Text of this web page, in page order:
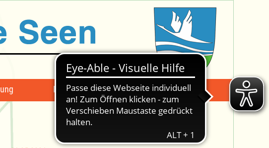
Mängelmeldung Suche -